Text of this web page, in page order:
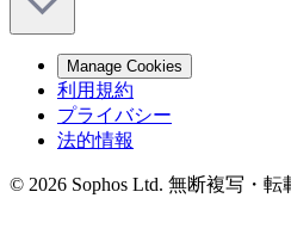
Manage Cookies
利用規約
プライバシー
法的情報
© 2026 Sophos Ltd. 無断複写・転